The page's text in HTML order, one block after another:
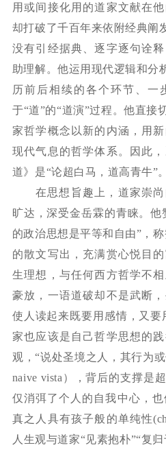
用或间接化用的道家文献在
却打破了千百年来依附经典阐
没有引经据典、逐字逐句诠
助理解。他运用现代逻辑和分
历前后相续的各个环节、一
于“道”的“道演”过程。他直接
家哲学概念以新的内涵，用
现代气息的哲学体系。因此
道》是“论超白马，道高青牛”。
在思想旨趣上，道家崇
旷达，深受金岳霖的青睐。他
的政治思想是平等和自由”，
的散文写出，充满赏心悦目
生理想，与任何西方哲学不
豪放，一语道破却不是武断
使人读起来既要用感情，又要
家也应该是自己哲学思想的
观，“说处圣境之人，其行为
naive vista），背后的支撑是
仅消弭了个人的自我中心，
真之人具有孩子般的单纯性
人生观与道家“见素抱朴”“复